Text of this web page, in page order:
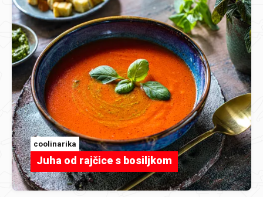
coolinarika
Juha od rajčice s bosiljkom